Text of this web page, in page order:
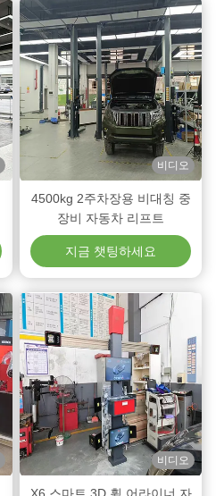
비디오
4500kg 2주차장용 비대칭 중
장비 자동차 리프트
지금 챗팅하세요
비디오